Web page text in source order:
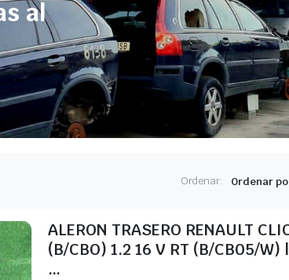
al
Ordenar:
ALERON TRASERO RENAULT
(B/CBO) 1.2 16 V RT (B/CB05/W)
…